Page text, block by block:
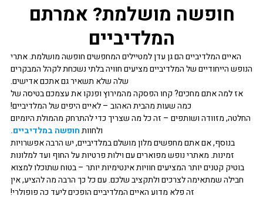
חופשה מושלמת? אמרתם
המלדיביים
האיים המלדיביים הם גן עדן למטיילים המחפשים חופשה מושלמת. אתרי
הנופש הייחודיים של המלדיביים מציעים חוויה בלתי נשכחת לקהל המבקרים
שלה שלא תשאיר גם אתכם אדישים.
אז למה אתם מחכים? קחו הפסקה מהמירוץ ופנקו את עצמכם בטיסה של
כמה שעות מהבית האהוב – לאיים היפים של המלדיביים!
החלטה, מזוודה ושותפים – זה כל מה שצריך כדי להתרחק מהמולת היומיום
ולחוותחופשה במלדיביים.
בנוסף, אם אתם מחפשים מלון מושלם במלדיביים, יש הרבה אפשרויות
זמינות. מאתרי נופש מפוארים עם וילות פרטיות על החוף ועד למלונות
בוטיק קטנים יותר המציעים חוויות אינטימיות יותר – בטוח שתוכלו למצוא
חבילה שמתאימה לצרכים ולתקציב שלכם. עם כל כך הרבה מה להציע, אין
זה פלא מדוע האיים המלדיביים הופכים ליעד כה פופולרי!